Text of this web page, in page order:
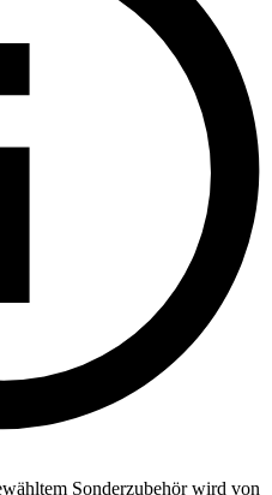
Sonderzubehör wird von